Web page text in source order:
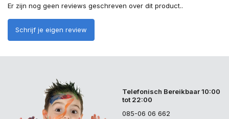
Er zijn nog geen reviews geschreven over dit product..
Schrijf je eigen review
Telefonisch Bereikbaar 10:00
tot 22:00
085-06 06 662